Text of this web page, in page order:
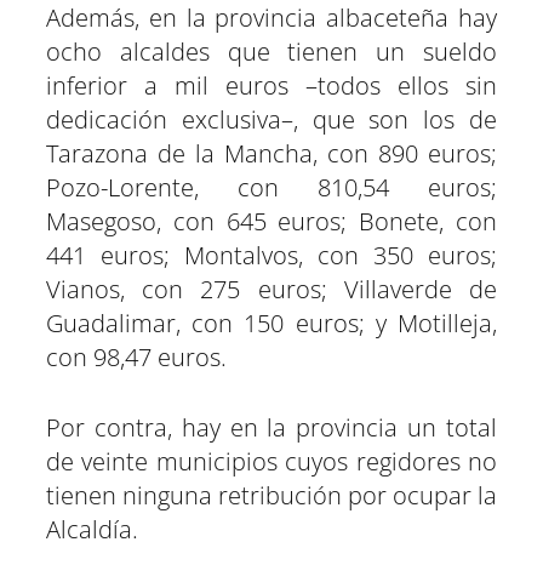
Además, en la provincia albaceteña hay
ocho alcaldes que tienen un sueldo
inferior a mil euros –todos ellos sin
dedicación exclusiva–, que son los de
Tarazona de la Mancha, con 890 euros;
Pozo-Lorente, con 810,54 euros;
Masegoso, con 645 euros; Bonete, con
441 euros; Montalvos, con 350 euros;
Vianos, con 275 euros; Villaverde de
Guadalimar, con 150 euros; y Motilleja,
con 98,47 euros.
Por contra, hay en la provincia un total
de veinte municipios cuyos regidores no
tienen ninguna retribución por ocupar la
Alcaldía.